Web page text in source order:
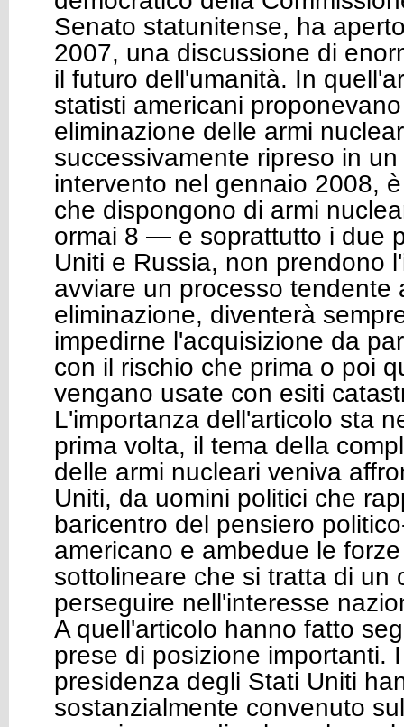
Senato statunitense, ha
2007, una discussione di
il futuro dell'umanità. In
statisti americani
eliminazione delle armi
successivamente ripreso in
intervento nel gennaio 2008,
che dispongono di armi
ormai 8 — e soprattutto i due
Uniti e Russia, non prendono
avviare un processo tendente
eliminazione, diventerà
impedirne l'acquisizione da
con il rischio che prima o poi
vengano usate con esiti
L'importanza dell'articolo sta
prima volta, il tema della
delle armi nucleari veniva
Uniti, da uomini politici che
baricentro del pensiero
americano e ambedue le
sottolineare che si tratta di un
perseguire nell'interesse
A quell'articolo hanno fatto
prese di posizione importanti.
presidenza degli Stati Uniti
sostanzialmente convenuto